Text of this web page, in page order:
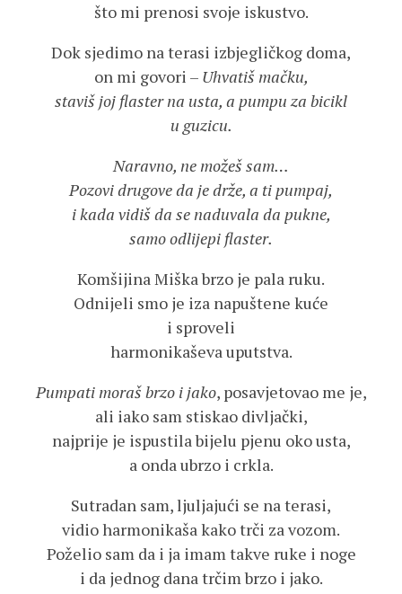
što mi prenosi svoje iskustvo.
Dok sjedimo na terasi izbjegličkog doma,
on mi govori – Uhvatiš mačku,
staviš joj flaster na usta, a pumpu za bicikl
u guzicu.
Naravno, ne možeš sam…
Pozovi drugove da je drže, a ti pumpaj,
i kada vidiš da se naduvala da pukne,
samo odlijepi flaster.
Komšijina Miška brzo je pala ruku.
Odnijeli smo je iza napuštene kuće
i sproveli
harmonikaševa uputstva.
Pumpati moraš brzo i jako, posavjetovao me je,
ali iako sam stiskao divljački,
najprije je ispustila bijelu pjenu oko usta,
a onda ubrzo i crkla.
Sutradan sam, ljuljajući se na terasi,
vidio harmonikaša kako trči za vozom.
Poželio sam da i ja imam takve ruke i noge
i da jednog dana trčim brzo i jako.